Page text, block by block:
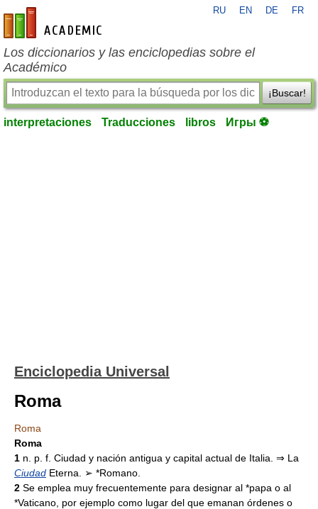
es-academic.com
RU EN DE FR
Los diccionarios y las enciclopedias sobre el
Académico
¡Buscar!
interpretaciones Traducciones libros Игры ⚽
Enciclopedia Universal
Roma
Roma
Roma
1 n. p. f. Ciudad y nación antigua y capital actual de Italia. ⇒ La
Ciudad Eterna. ➢ *Romano.
2 Se emplea muy frecuentemente para designar al *papa o al
*Vaticano, por ejemplo como lugar del que emanan órdenes o